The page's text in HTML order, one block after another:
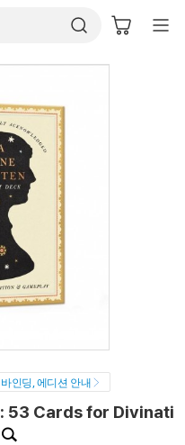
바인딩, 에디션 안내
53 Cards for Divinati